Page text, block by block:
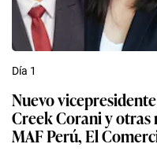
Día 1
Nuevo
Creek Corani y otras
MAF Perú, El